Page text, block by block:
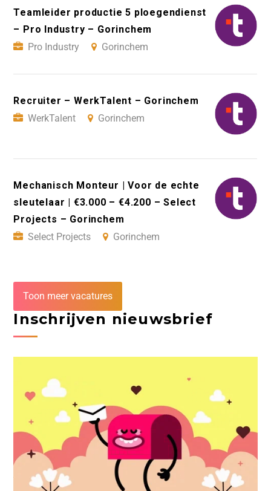
Teamleider productie 5 ploegendienst
– Pro Industry – Gorinchem
Pro Industry
Gorinchem
Recruiter – WerkTalent – Gorinchem
WerkTalent
Gorinchem
Mechanisch Monteur | Voor de echte
sleutelaar | €3.000 – €4.200 – Select
Projects – Gorinchem
Select Projects
Gorinchem
Toon meer vacatures
Inschrijven nieuwsbrief